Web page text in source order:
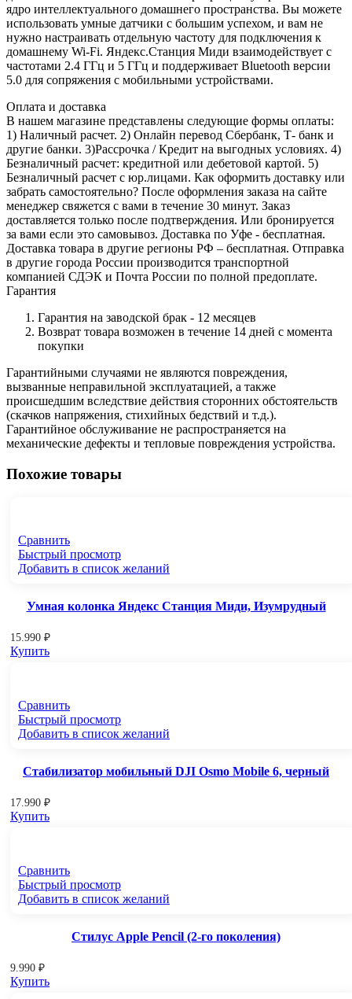
ядро интеллектуального домашнего пространства. Вы можете
использовать умные датчики с большим успехом, и вам не
нужно настраивать отдельную частоту для подключения к
домашнему Wi-Fi. Яндекс.Станция Миди взаимодействует с
частотами 2.4 ГГц и 5 ГГц и поддерживает Bluetooth версии
5.0 для сопряжения с мобильными устройствами.
Оплата и доставка
В нашем магазине представлены следующие формы оплаты:
1) Наличный расчет. 2) Онлайн перевод Сбербанк, Т- банк и
другие банки. 3)Рассрочка / Кредит на выгодных условиях. 4)
Безналичный расчет: кредитной или дебетовой картой. 5)
Безналичный расчет с юр.лицами. Как оформить доставку или
забрать самостоятельно? После оформления заказа на сайте
менеджер свяжется с вами в течение 30 минут. Заказ
доставляется только после подтверждения. Или бронируется
за вами если это самовывоз. Доставка по Уфе - бесплатная.
Доставка товара в другие регионы РФ – бесплатная. Отправка
в другие города России производится транспортной
компанией СДЭК и Почта России по полной предоплате.
Гарантия
Гарантия на заводской брак - 12 месяцев
Возврат товара возможен в течение 14 дней с момента
покупки
Гарантийными случаями не являются повреждения,
вызванные неправильной эксплуатацией️, а также
происшедшим вследствие действия сторонних обстоятельств
(скачков напряжения, стихийных бедствий и т.д.).
Гарантийное обслуживание не распространяется на
механические дефекты и тепловые повреждения устройства.
Похожие товары
Сравнить
Быстрый просмотр
Добавить в список желаний
Умная колонка Яндекс Станция Миди, Изумрудный
15.990 ₽
Купить
Сравнить
Быстрый просмотр
Добавить в список желаний
Стабилизатор мобильный DJI Osmo Mobile 6, черный
17.990 ₽
Купить
Сравнить
Быстрый просмотр
Добавить в список желаний
Стилус Apple Pencil (2-го поколения)
9.990 ₽
Купить